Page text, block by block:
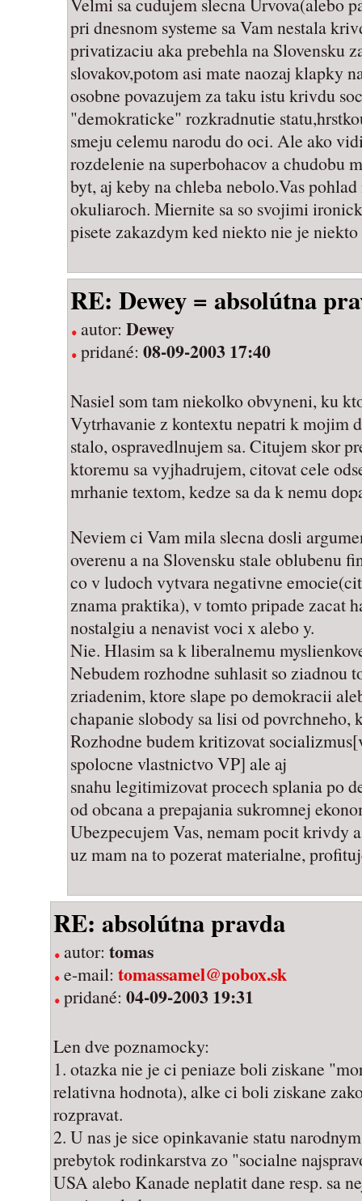
pri dnesnom systeme sa Vam nestala
privatizaciu aka prebehla na Slovensku
slovakov,potom asi mate naozaj klapky
osobne povazujem za taku istu krivdu
"demokraticke" rozkradnutie
smeju celemu narodu do oci. Ale ako
rozdelenie na superbohacov a chudobu
byt, aj keby na chleba nebolo.Vas
okuliaroch. Miernite sa so svojimi
pisete zakazdym ked niekto nie je
RE: Dewey = absolútna
autor: Dewey
pridané: 08-09-2003 17:40
Nasiel som tam niekolko obvyneni, ku
Vytrhavanie z kontextu nepatri k mojim
stalo, ospravedlnujem sa. Citujem skor
ktoremu sa vyjhadrujem, citovat cele
mrhanie textom, kedze sa da k nemu
Neviem ci Vam mila slecna dosli
overenu a na Slovensku stale oblubenu
co v ludoch vytvara negativne
znama praktika), v tomto pripade zacat
nostalgiu a nenavist voci x alebo y.
Nie. Hlasim sa k liberalnemu
Nebudem rozhodne suhlasit so
zriadenim, ktore slape po demokracii
chapanie slobody sa lisi od
Rozhodne budem kritizovat
spolocne vlastnictvo VP] ale aj
snahu legitimizovat procech splania po
od obcana a prepajania sukromnej
Ubezpecujem Vas, nemam pocit krivdy
uz mam na to pozerat materialne,
RE: absolútna pravda
autor: tomas
e-mail: tomassamel@pobox.sk
pridané: 04-09-2003 19:31
Len dve poznamocky:
1. otazka nie je ci peniaze boli ziskane
relativna hodnota), alke ci boli ziskane
rozpravat.
2. U nas je sice opinkavanie statu
prebytok rodinkarstva zo "socialne
USA alebo Kanade neplatit dane resp. sa